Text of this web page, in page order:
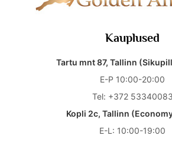
Kauplused
Tartu mnt 87, Tallinn
E-P 10:00-20:00
Tel: +372 53340083
Kopli 2c, Tallinn
E-L: 10:00-19:00